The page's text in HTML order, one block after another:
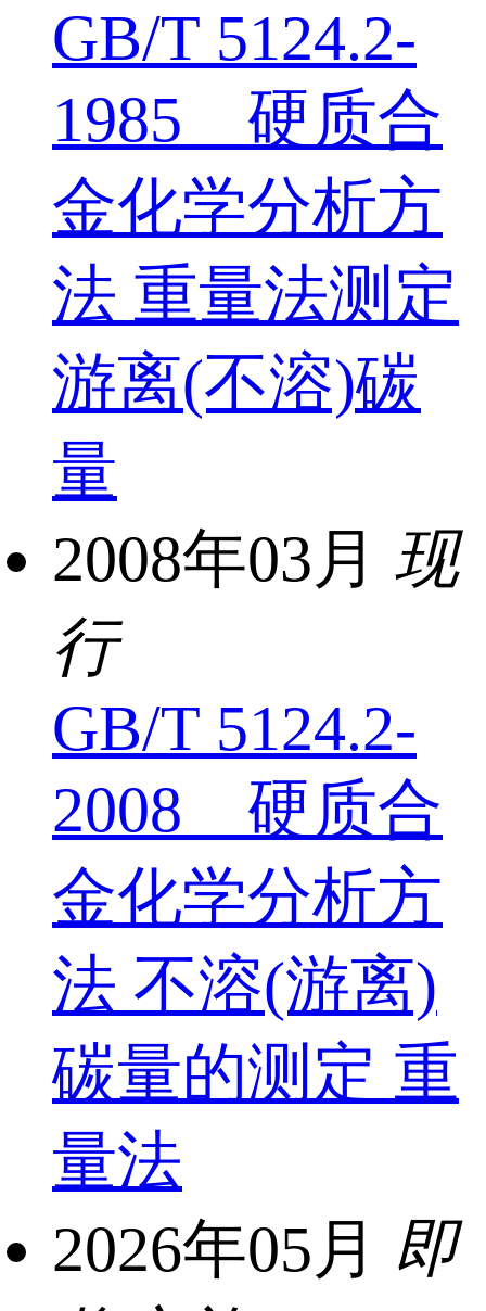
GB/T 5124.2-
1985 硬质合
金化学分析方
法 重量法测定
游离(不溶)碳
量
2008年03月 现
行
GB/T 5124.2-
2008 硬质合
金化学分析方
法 不溶(游离)
碳量的测定 重
量法
2026年05月 即